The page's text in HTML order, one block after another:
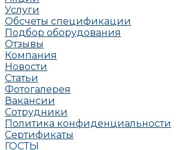
Услуги
Обсчеты спецификации
Подбор оборудования
Отзывы
Компания
Новости
Статьи
Фотогалерея
Вакансии
Сотрудники
Политика конфиденциальности
Сертификаты
ГОСТЫ